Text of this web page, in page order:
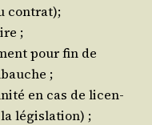
contrat);
;
pour fin de
;
en cas de licen­
législation) ;